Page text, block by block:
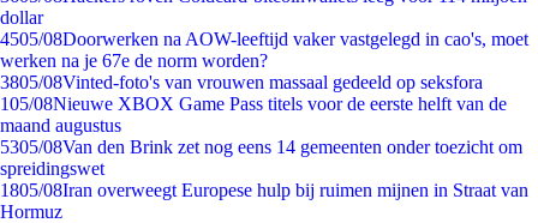
dollar
4505/08Doorwerken na AOW-leeftijd vaker vastgelegd in cao's, moet
werken na je 67e de norm worden?
3805/08Vinted-foto's van vrouwen massaal gedeeld op seksfora
105/08Nieuwe XBOX Game Pass titels voor de eerste helft van de
maand augustus
5305/08Van den Brink zet nog eens 14 gemeenten onder toezicht om
spreidingswet
1805/08Iran overweegt Europese hulp bij ruimen mijnen in Straat van
Hormuz